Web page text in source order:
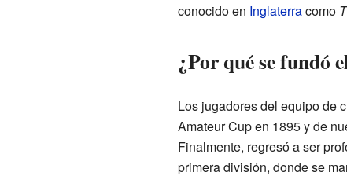
conocido en Inglaterracomo
¿Por qué se fundó
Los jugadores del equipo de
Amateur Cup en 1895 y de
Finalmente, regresó a ser
primera división, donde se